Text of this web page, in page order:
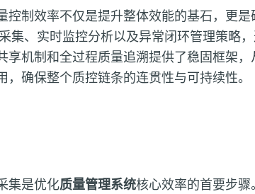
制效率不仅是提升整体效能的基石，更
集、实时监控分析以及异常闭环管理策
机制和全过程质量追溯提供了稳固框架
确保整个质控链条的连贯性与可持续性。
集是优化质量管理系统核心效率的首要步